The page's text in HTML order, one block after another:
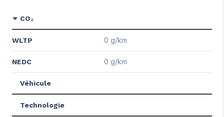
CO₂
WLTP 0 g/km
NEDC 0 g/km
Véhicule
Technologie